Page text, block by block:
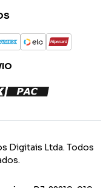
Digitais Ltda. Todos